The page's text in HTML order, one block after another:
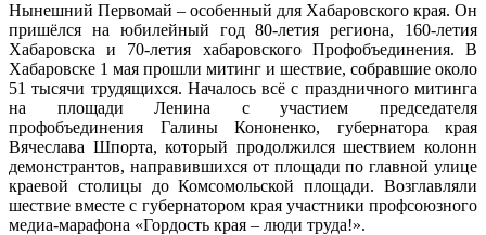
Нынешний Первомай – особенный для Хабаровского края. Он
пришёлся на юбилейный год 80-летия региона, 160-летия
Хабаровска и 70-летия хабаровского Профобъединения. В
Хабаровске 1 мая прошли митинг и шествие, собравшие около
51 тысячи трудящихся. Началось всё с праздничного митинга
на площади Ленина с участием председателя
профобъединения Галины Кононенко, губернатора края
Вячеслава Шпорта, который продолжился шествием колонн
демонстрантов, направившихся от площади по главной улице
краевой столицы до Комсомольской площади. Возглавляли
шествие вместе с губернатором края участники профсоюзного
медиа-марафона «Гордость края – люди труда!».